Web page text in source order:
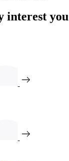
interest you